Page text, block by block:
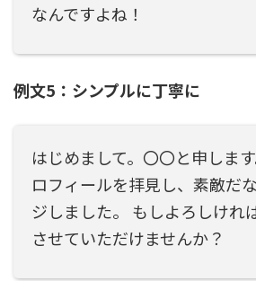
なんですよね！
例文5：シンプルに丁寧に
はじめまして。〇〇と申しま
ロフィールを拝見し、素敵だ
ジしました。 もしよろしけれ
させていただけませんか？